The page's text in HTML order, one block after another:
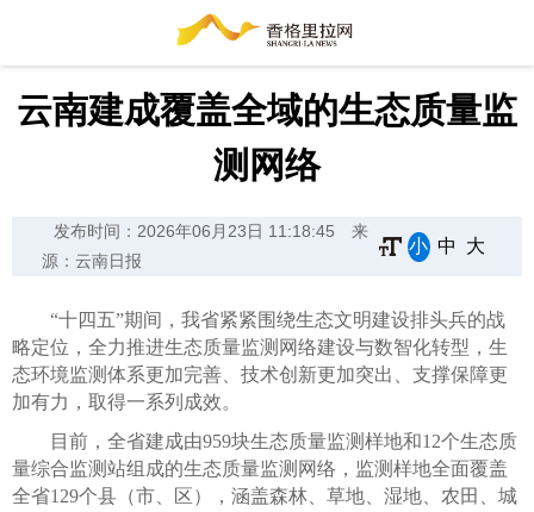
云南建成覆盖全域的生态质量监
测网络
发布时间：2026年06月23日 11:18:45
来
源：云南日报
小 中 大
“十四五”期间，我省紧紧围绕生态文明建设排头兵的战
略定位，全力推进生态质量监测网络建设与数智化转型，生
态环境监测体系更加完善、技术创新更加突出、支撑保障更
加有力，取得一系列成效。
目前，全省建成由959块生态质量监测样地和12个生态质
量综合监测站组成的生态质量监测网络，监测样地全面覆盖
全省129个县（市、区），涵盖森林、草地、湿地、农田、城